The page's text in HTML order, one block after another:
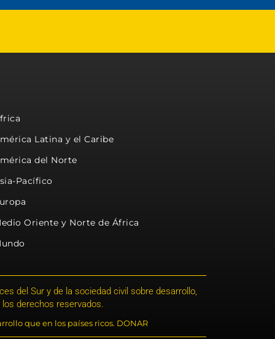
Latina y el Caribe
del Norte
Pacífico
Oriente y Norte de África
del Sur y de la sociedad civil sobre desarrollo,
derechos reservados.
que en los países ricos. DONAR